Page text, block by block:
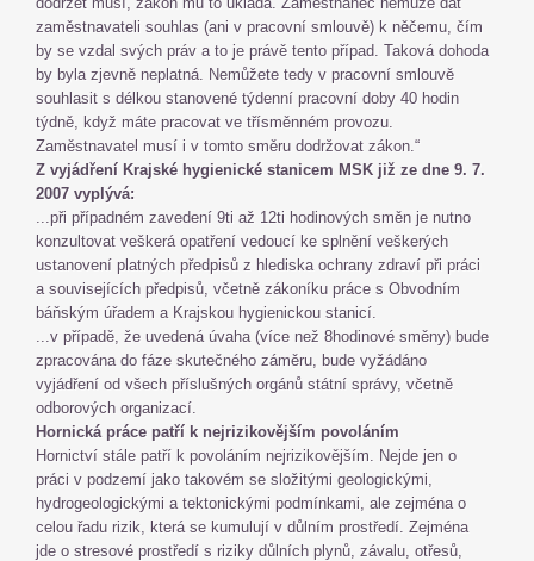
zaměstnavateli souhlas (ani v pracovní smlouvě) k něčemu, čím
by se vzdal svých práv a to je právě tento případ. Taková dohoda
by byla zjevně neplatná. Nemůžete tedy v pracovní smlouvě
souhlasit s délkou stanovené týdenní pracovní doby 40 hodin
týdně, když máte pracovat ve třísměnném provozu.
Zaměstnavatel musí i v tomto směru dodržovat zákon.“
Z vyjádření Krajské hygienické stanicem MSK již ze dne 9. 7.
2007 vyplývá:
...při případném zavedení 9ti až 12ti hodinových směn je nutno
konzultovat veškerá opatření vedoucí ke splnění veškerých
ustanovení platných předpisů z hlediska ochrany zdraví při práci
a souvisejících předpisů, včetně zákoníku práce s Obvodním
báňským úřadem a Krajskou hygienickou stanicí.
...v případě, že uvedená úvaha (více než 8hodinové směny) bude
zpracována do fáze skutečného záměru, bude vyžádáno
vyjádření od všech příslušných orgánů státní správy, včetně
odborových organizací.
Hornická práce patří k nejrizikovějším povoláním
Hornictví stále patří k povoláním nejrizikovějším. Nejde jen o
práci v podzemí jako takovém se složitými geologickými,
hydrogeologickými a tektonickými podmínkami, ale zejména o
celou řadu rizik, která se kumulují v důlním prostředí. Zejména
jde o stresové prostředí s riziky důlních plynů, závalu, otřesů,